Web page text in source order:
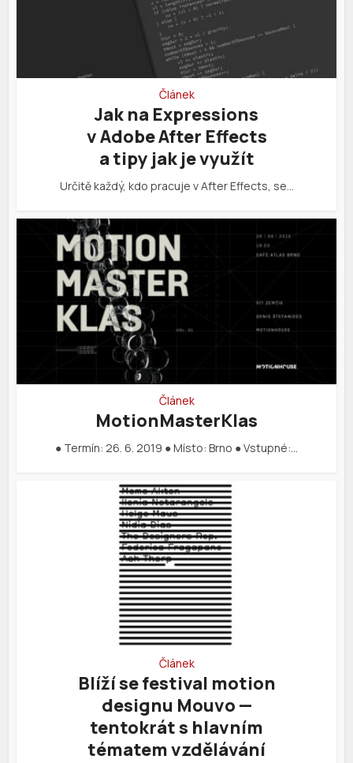
Článek
Jak na Expressions
v Adobe After Effects
a tipy jak je využít
Určitě každý, kdo pracuje v After Effects, se…
Článek
MotionMasterKlas
● Termín: 26. 6. 2019 ● Místo: Brno ● Vstupné:…
Článek
Blíží se festival motion
designu Mouvo —
tentokrát s hlavním
tématem vzdělávání